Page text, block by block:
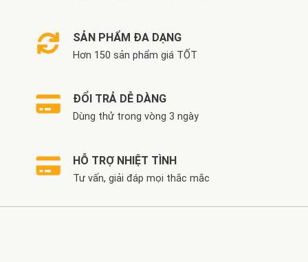
SẢN PHẨM ĐA DẠNG
Hơn 150 sản phẩm giá TỐT
ĐỔI TRẢ DỄ DÀNG
Dùng thử trong vòng 3 ngày
HỖ TRỢ NHIỆT TÌNH
Tư vấn, giải đáp mọi thắc mắc